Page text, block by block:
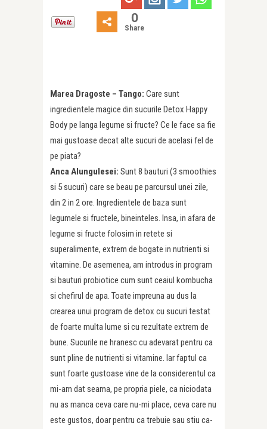
0
Share
Marea Dragoste – Tango: Care sunt
ingredientele magice din sucurile Detox Happy
Body pe langa legume si fructe? Ce le face sa fie
mai gustoase decat alte sucuri de acelasi fel de
pe piata?
Anca Alungulesei: Sunt 8 bauturi (3 smoothies
si 5 sucuri) care se beau pe parcursul unei zile,
din 2 in 2 ore. Ingredientele de baza sunt
legumele si fructele, bineinteles. Insa, in afara de
legume si fructe folosim in retete si
superalimente, extrem de bogate in nutrienti si
vitamine. De asemenea, am introdus in program
si bauturi probiotice cum sunt ceaiul kombucha
si chefirul de apa. Toate impreuna au dus la
crearea unui program de detox cu sucuri testat
de foarte multa lume si cu rezultate extrem de
bune. Sucurile ne hranesc cu adevarat pentru ca
sunt pline de nutrienti si vitamine. Iar faptul ca
sunt foarte gustoase vine de la considerentul ca
mi-am dat seama, pe propria piele, ca niciodata
nu as manca ceva care nu-mi place, ceva care nu
este gustos, doar pentru ca trebuie sau stiu ca-